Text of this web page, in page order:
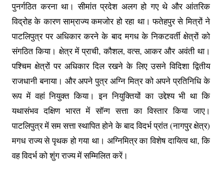
पुनर्गठित करना था। सीमांत प्रदेश अलग हो गए थे और आंतरिक
विद्रोह के कारण साम्राज्य कमजोर हो रहा था। फतेहपुर से मित्रों ने
पाटलिपुत्र पर अधिकार करने के बाद मगध के निकटवर्ती क्षेत्रों को
संगठित किया। क्षेत्र में प्राची, कौशल, वत्स, आकर और अवंती था।
पश्चिम क्षेत्रों पर अधिकार दिल रखने के लिए उसने विदिशा द्वितीय
राजधानी बनाया। और अपने पुत्र अग्नि मित्र को अपने प्रतिनिधि के
रूप में वहां नियुक्त किया। इन नियुक्तियों का उद्देश्य भी था कि
यथासंभव दक्षिण भारत में सॉन्ग सत्ता का विस्तार किया जाए।
पाटलिपुत्र में सम सत्ता स्थापित होने के बाद विदर्भ प्रांत (नागपुर क्षेत्र)
मगध राज्य से पृथक हो गया था। अग्निमित्र का विशेष दायित्व था, कि
वह विदर्भ को शुंग राज्य में सम्मिलित करें।